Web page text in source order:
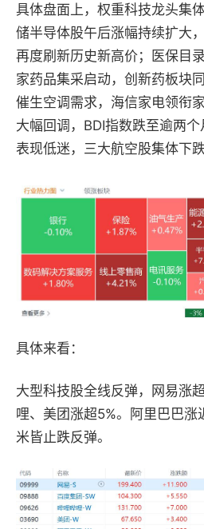
具体盘面上，权重科技龙头集
储半导体股午后涨幅持续扩大
再度刷新历史新高价；医保目
家药品集采启动，创新药板块
催生空调需求，海信家电领衔
大幅回调，BDI指数跌至逾两
表现低迷，三大航空股集体下跌
具体来看：
大型科技股全线反弹，网易涨
哩、美团涨超5%。阿里巴巴
米皆止跌反弹。